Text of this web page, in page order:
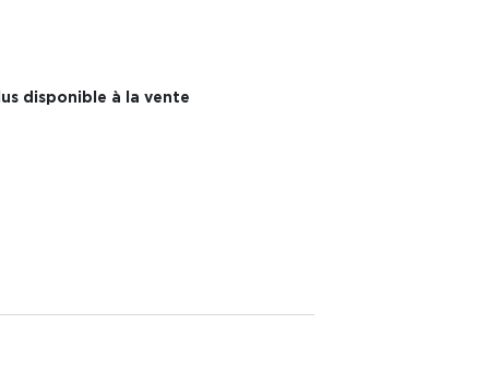
disponible à la vente